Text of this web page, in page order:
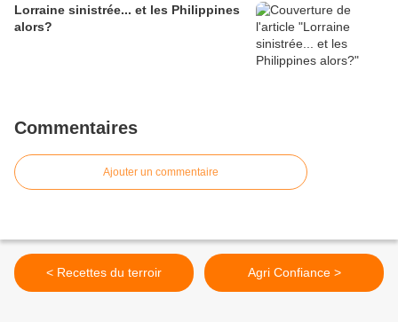
Lorraine sinistrée... et les Philippines
alors?
Commentaires
Ajouter un commentaire
< Recettes du terroir Agri Confiance >